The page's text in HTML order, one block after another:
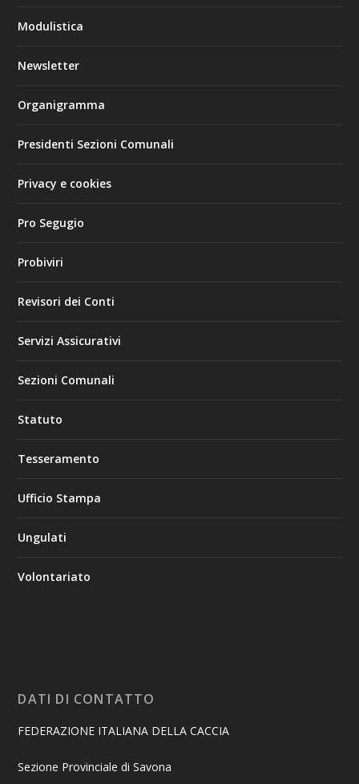
Modulistica
Newsletter
Organigramma
Presidenti Sezioni Comunali
Privacy e cookies
Pro Segugio
Probiviri
Revisori dei Conti
Servizi Assicurativi
Sezioni Comunali
Statuto
Tesseramento
Ufficio Stampa
Ungulati
Volontariato
DATI DI CONTATTO
FEDERAZIONE ITALIANA DELLA CACCIA
Sezione Provinciale di Savona